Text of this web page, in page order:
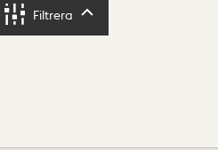
Filtrera